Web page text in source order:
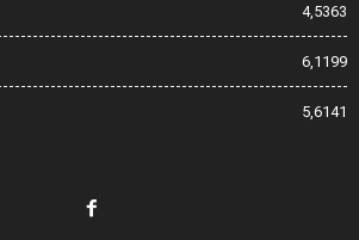
4,5363
6,1199
5,6141